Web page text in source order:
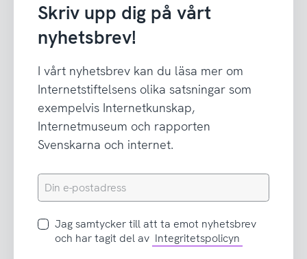
Skriv upp dig på vårt
nyhetsbrev!
I vårt nyhetsbrev kan du läsa mer om
Internetstiftelsens olika satsningar som
exempelvis Internetkunskap,
Internetmuseum och rapporten
Svenskarna och internet.
Din
e-
Jag
samtycker
Jag samtycker till att ta emot nyhetsbrev
och har tagit del av Integritetspolicyn